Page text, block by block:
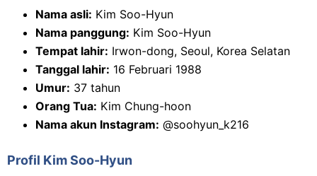
Nama asli: Kim Soo-Hyun
Nama panggung: Kim Soo-Hyun
Tempat lahir: Irwon-dong, Seoul, Korea Selatan
Tanggal lahir: 16 Februari 1988
Umur: 37 tahun
Orang Tua: Kim Chung-hoon
Nama akun Instagram: @soohyun_k216
Profil Kim Soo-Hyun